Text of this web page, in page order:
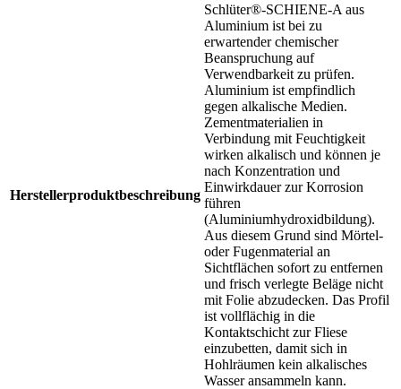
Herstellerproduktbeschreibung
Schlüter®-SCHIENE-A aus
Aluminium ist bei zu
erwartender chemischer
Beanspruchung auf
Verwendbarkeit zu prüfen.
Aluminium ist empfindlich
gegen alkalische Medien.
Zementmaterialien in
Verbindung mit Feuchtigkeit
wirken alkalisch und können je
nach Konzentration und
Einwirkdauer zur Korrosion
führen
(Aluminiumhydroxidbildung).
Aus diesem Grund sind Mörtel-
oder Fugenmaterial an
Sichtflächen sofort zu entfernen
und frisch verlegte Beläge nicht
mit Folie abzudecken. Das Profil
ist vollflächig in die
Kontaktschicht zur Fliese
einzubetten, damit sich in
Hohlräumen kein alkalisches
Wasser ansammeln kann.